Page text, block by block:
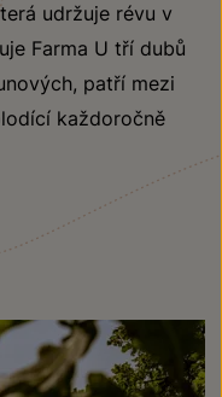
udržuje révu v
Farma U tří dubů
patří mezi
každoročně